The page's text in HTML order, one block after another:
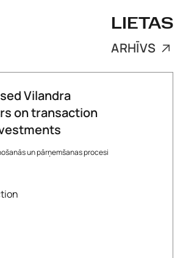
LIETAS
ARHĪVS
Vilandra
on transaction
un pārņemšanas procesi